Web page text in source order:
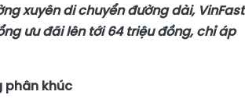
xuyên di chuyển đường dài, VinFast
ưu đãi lên tới 64 triệu đồng,chỉáp
phân khúc